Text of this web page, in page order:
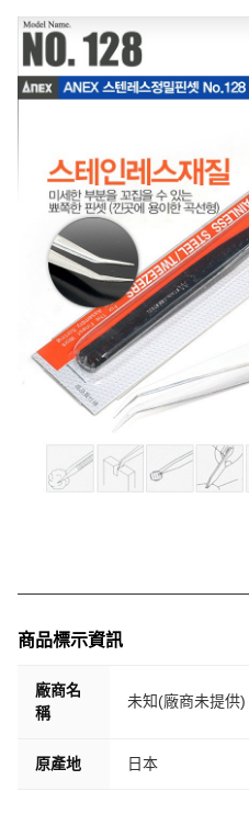
商品標示資訊
廠商名
稱
未知(廠商未提供
原產地 日本